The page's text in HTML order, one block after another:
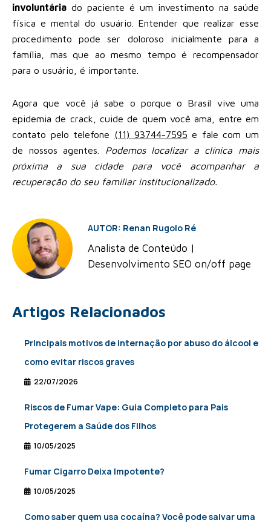
involuntária do paciente é um investimento na saúde
física e mental do usuário. Entender que realizar esse
procedimento pode ser doloroso inicialmente para a
família, mas que ao mesmo tempo é recompensador
para o usuário, é importante.
Agora que você já sabe o porque o Brasil vive uma
epidemia de crack, cuide de quem você ama, entre em
contato pelo telefone (11) 93744-7595 e fale com um
de nossos agentes. Podemos localizar a clínica mais
próxima a sua cidade para você acompanhar a
recuperação do seu familiar institucionalizado.
AUTOR: Renan Rugolo Ré
Analista de Conteúdo |
Desenvolvimento SEO on/off page
Artigos Relacionados
Principais motivos de internação por abuso do álcool e
como evitar riscos graves
22/07/2026
Riscos de Fumar Vape: Guia Completo para Pais
Protegerem a Saúde dos Filhos
10/05/2025
Fumar Cigarro Deixa Impotente?
10/05/2025
Como saber quem usa cocaína? Você pode salvar uma